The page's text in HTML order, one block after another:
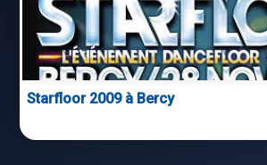
Starfloor 2009 à Bercy